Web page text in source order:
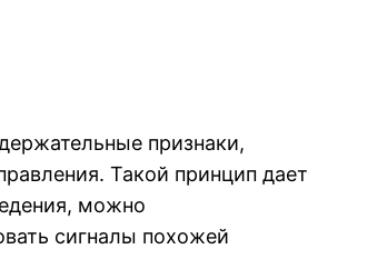
признаки,
Такой принцип дает
можно
сигналы похожей